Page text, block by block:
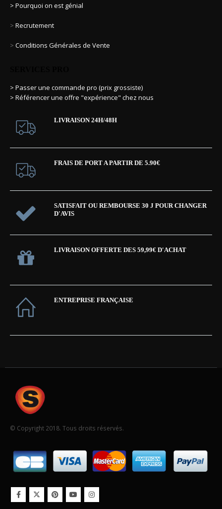
> Pourquoi on est génial
> Recrutement
> Conditions Générales de Vente
> Passer une commande pro (prix grossiste)
> Référencer une offre "expérience" chez nous
LIVRAISON 24H/48H
FRAIS DE PORT A PARTIR DE 5.90€
SATISFAIT OU REMBOURSE 30 J POUR CHANGER
D'AVIS
LIVRAISON OFFERTE DES 59,99€ D'ACHAT
ENTREPRISE FRANÇAISE
© Copyright 2018. Tous droits réservés.